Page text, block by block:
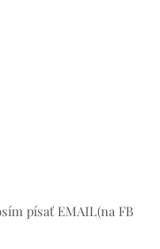
písať EMAIL(na FB